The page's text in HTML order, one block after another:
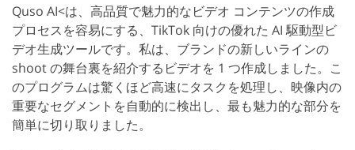
Quso AI<は、高品質で魅力的なビデオ コンテンツの作成
プロセスを容易にする、TikTok 向けの優れた AI 駆動型ビ
デオ生成ツールです。私は、ブランドの新しいラインの
shoot の舞台裏を紹介するビデオを 1 つ作成しました。こ
のプログラムは驚くほど高速にタスクを処理し、映像内の
重要なセグメントを自動的に検出し、最も魅力的な部分を
簡単に切り取りました。